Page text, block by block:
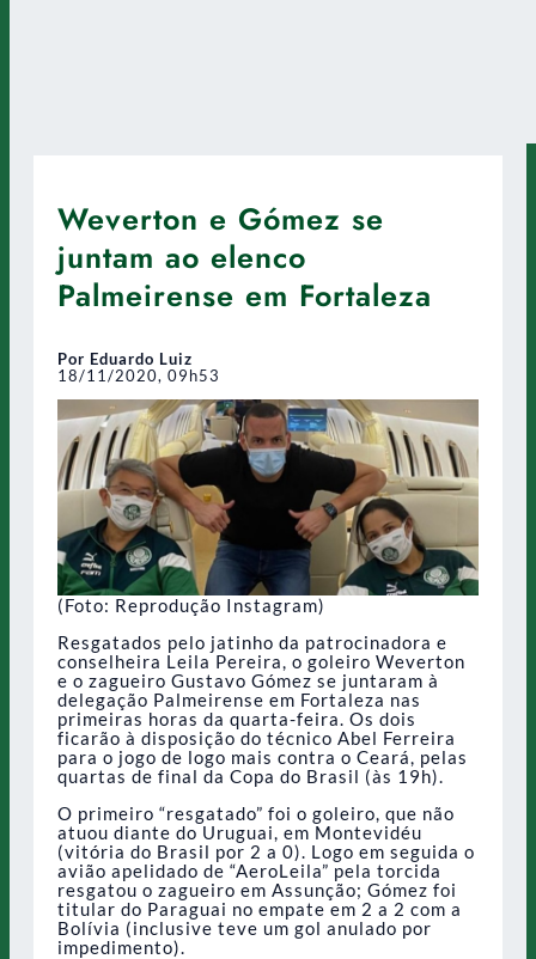
Weverton e Gómez se
juntam ao elenco
Palmeirense em Fortaleza
Por Eduardo Luiz
18/11/2020, 09h53
(Foto: Reprodução Instagram)
Resgatados pelo jatinho da patrocinadora e
conselheira Leila Pereira, o goleiro Weverton
e o zagueiro Gustavo Gómez se juntaram à
delegação Palmeirense em Fortaleza nas
primeiras horas da quarta-feira. Os dois
ficarão à disposição do técnico Abel Ferreira
para o jogo de logo mais contra o Ceará, pelas
quartas de final da Copa do Brasil (às 19h).
O primeiro “resgatado” foi o goleiro, que não
atuou diante do Uruguai, em Montevidéu
(vitória do Brasil por 2 a 0). Logo em seguida o
avião apelidado de “AeroLeila” pela torcida
resgatou o zagueiro em Assunção; Gómez foi
titular do Paraguai no empate em 2 a 2 com a
Bolívia (inclusive teve um gol anulado por
impedimento).